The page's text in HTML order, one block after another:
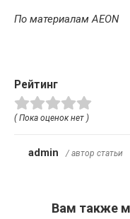
По материалам AEON
Рейтинг
( Пока оценок нет )
admin / автор статьи
Вам также